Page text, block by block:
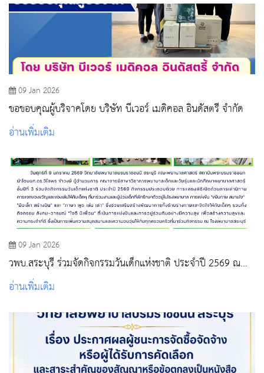
09 Jan 2026
ขอขอบคุณผู้บริจาคโดย บริษัท บีเวอร์ เมดิคอล อินดัสตรี้ จำกัด
อ่านเพิ่มเติม
09 Jan 2026
วพบ.สระบุรี ร่วมจัดกิจกรรมวันเด็กแห่งชาติ ประจำปี 2569 ณ
โรงพยาบาลสระบุรี
อ่านเพิ่มเติม